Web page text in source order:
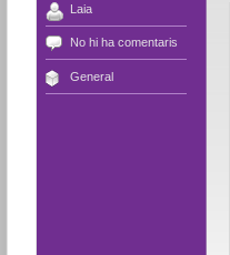
Laia
No hi ha comentaris
General